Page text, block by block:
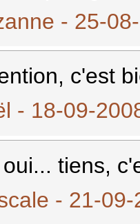
- 25-
c'est
- 18-09-
tiens,
- 21-